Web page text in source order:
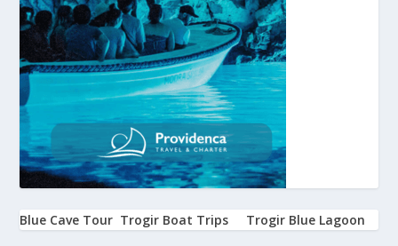
Blue Cave Tour Trogir Boat Trips Trogir Blue Lagoon